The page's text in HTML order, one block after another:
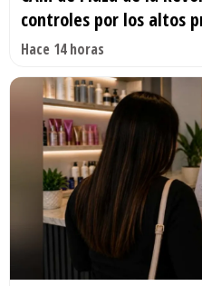
controles por los altos
Hace 14 horas